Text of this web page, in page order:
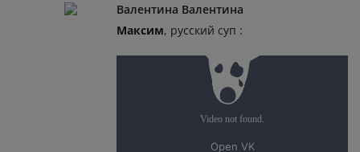
Валентина Валентина
Максим, русский суп :